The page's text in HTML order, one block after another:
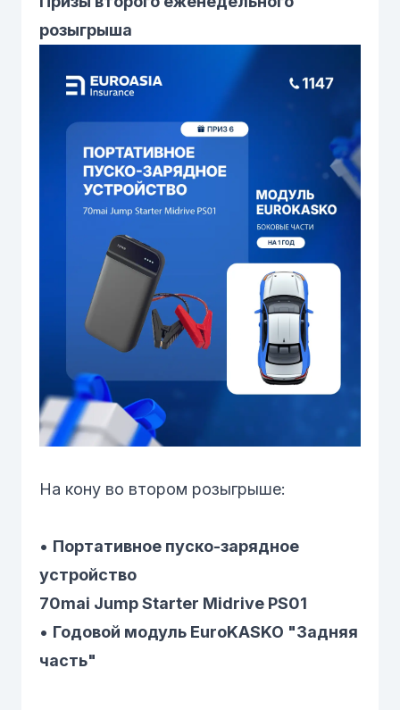
розыгрыша
На кону во втором розыгрыше:
• Портативное пуско-зарядное
устройство
70mai Jump Starter Midrive PS01
• Годовой модуль EuroKASKO "Задняя
часть"